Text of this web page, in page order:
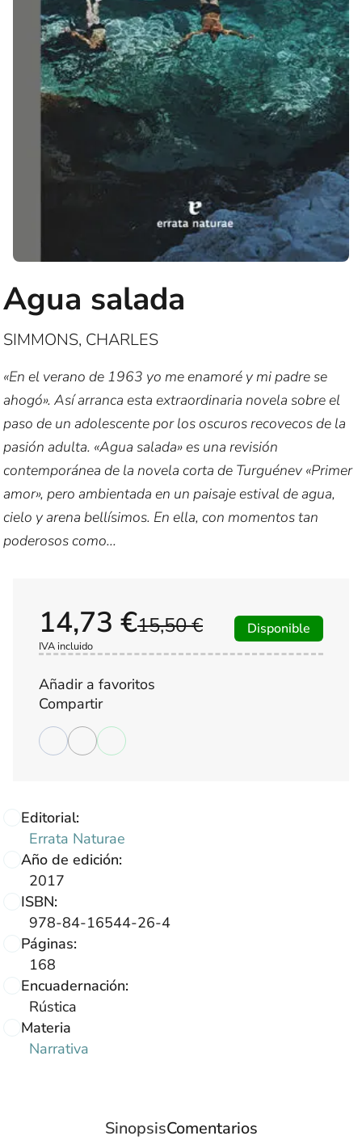
Agua salada
SIMMONS, CHARLES
«En el verano de 1963 yo me enamoré y mi padre se
ahogó». Así arranca esta extraordinaria novela sobre el
paso de un adolescente por los oscuros recovecos de la
pasión adulta. «Agua salada» es una revisión
contemporánea de la novela corta de Turguénev «Primer
amor», pero ambientada en un paisaje estival de agua,
cielo y arena bellísimos. En ella, con momentos tan
poderosos como...
Editorial:
Errata Naturae
Año de edición:
2017
ISBN:
978-84-16544-26-4
Páginas:
168
Encuadernación:
Rústica
Materia
Narrativa
15,50 €
14,73 €
IVA incluido
Disponible
Añadir a favoritos
Compartir
SinopsisComentarios